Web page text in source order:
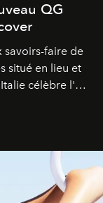
QG
savoirs-faire de
situé en lieu et
célèbre l'art
intemporelle.